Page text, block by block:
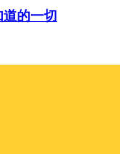
的一切